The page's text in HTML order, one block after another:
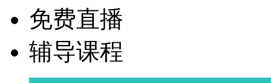
免费直播
辅导课程